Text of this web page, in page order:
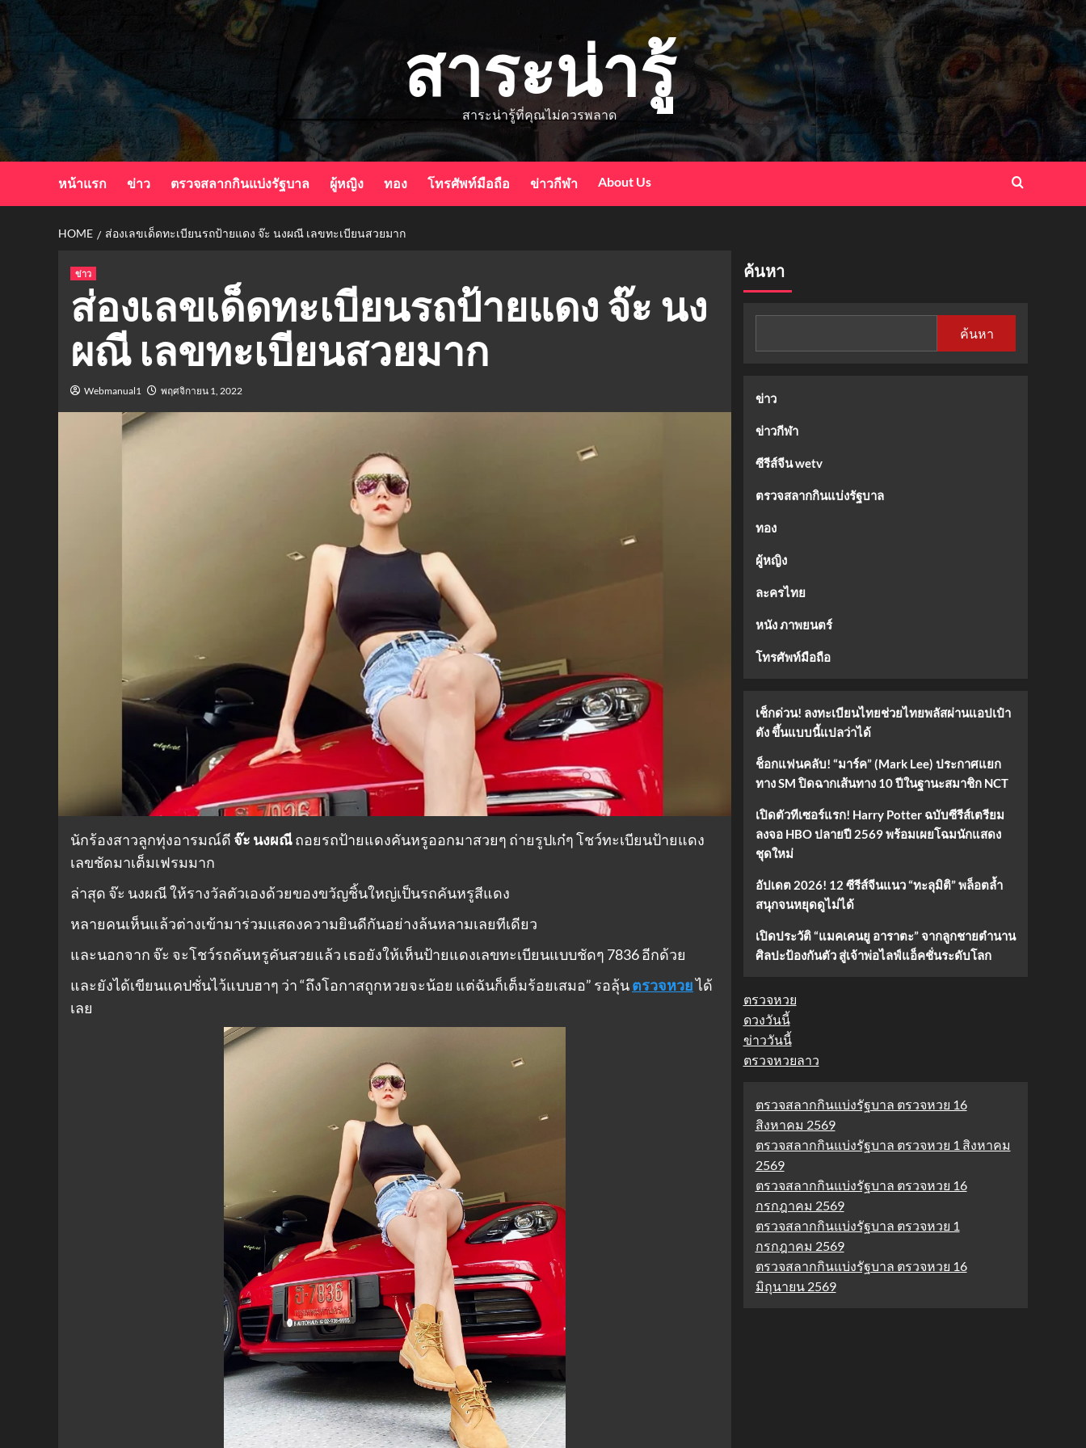
to
content
สาระน่ารู้
สาระน่ารู้ที่คุณไม่ควรพลาด
หน้าแรก ข่าว ตรวจสลากกินแบ่งรัฐบาล ผู้หญิง ทอง โทรศัพท์มือถือ ข่าวกีฬา About Us
HOME ส่องเลขเด็ดทะเบียนรถป้ายแดง จ๊ะ นงผณี เลขทะเบียนสวยมาก
ข่าว
ส่องเลขเด็ดทะเบียนรถป้ายแดง จ๊ะ นง
ผณี เลขทะเบียนสวยมาก
Webmanual1 พฤศจิกายน 1, 2022
นักร้องสาวลูกทุ่งอารมณ์ดี จ๊ะ นงผณีถอยรถป้ายแดงคันหรูออกมาสวยๆ ถ่ายรูปเก๋ๆ โชว์ทะเบียนป้ายแดง
เลขชัดมาเต็มเฟรมมาก
ล่าสุด จ๊ะ นงผณี ให้รางวัลตัวเองด้วยของขวัญชิ้นใหญ่เป็นรถคันหรูสีแดง
หลายคนเห็นแล้วต่างเข้ามาร่วมแสดงความยินดีกันอย่างล้นหลามเลยทีเดียว
และนอกจาก จ๊ะ จะโชว์รถคันหรูคันสวยแล้ว เธอยังให้เห็นป้ายแดงเลขทะเบียนแบบชัดๆ 7836 อีกด้วย
และยังได้เขียนแคปชั่นไว้แบบฮาๆ ว่า “ถึงโอกาสถูกหวยจะน้อย แต่ฉันก็เต็มร้อยเสมอ” รอลุ้นตรวจหวยได้
เลย
ค้นหา
ค้นหา
ข่าว
ข่าวกีฬา
ซีรีส์จีน wetv
ตรวจสลากกินแบ่งรัฐบาล
ทอง
ผู้หญิง
ละครไทย
หนัง ภาพยนตร์
โทรศัพท์มือถือ
เช็กด่วน! ลงทะเบียนไทยช่วยไทยพลัสผ่านแอปเป๋า
ตัง ขึ้นแบบนี้แปลว่าได้
ช็อกแฟนคลับ! “มาร์ค” (Mark Lee) ประกาศแยก
ทาง SM ปิดฉากเส้นทาง 10 ปีในฐานะสมาชิก NCT
เปิดตัวทีเซอร์แรก! Harry Potter ฉบับซีรีส์เตรียม
ลงจอ HBO ปลายปี 2569 พร้อมเผยโฉมนักแสดง
ชุดใหม่
อัปเดต 2026! 12 ซีรีส์จีนแนว “ทะลุมิติ” พล็อตล้ำ
สนุกจนหยุดดูไม่ได้
เปิดประวัติ “แมคเคนยู อาราตะ” จากลูกชายตำนาน
ศิลปะป้องกันตัว สู่เจ้าพ่อไลฟ์แอ็คชั่นระดับโลก
ตรวจหวย
ดวงวันนี้
ข่าววันนี้
ตรวจหวยลาว
ตรวจสลากกินแบ่งรัฐบาล ตรวจหวย 16
สิงหาคม 2569
ตรวจสลากกินแบ่งรัฐบาล ตรวจหวย 1 สิงหาคม
2569
ตรวจสลากกินแบ่งรัฐบาล ตรวจหวย 16
กรกฎาคม 2569
ตรวจสลากกินแบ่งรัฐบาล ตรวจหวย 1
กรกฎาคม 2569
ตรวจสลากกินแบ่งรัฐบาล ตรวจหวย 16
มิถุนายน 2569